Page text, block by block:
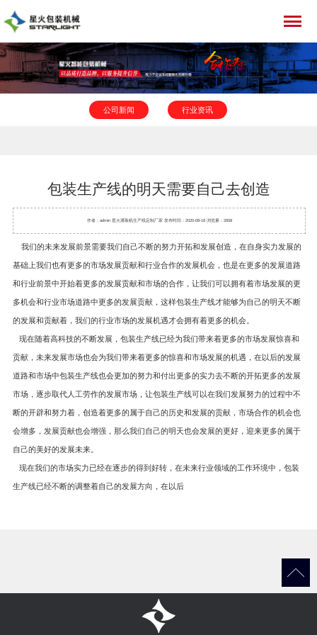
公司新闻 行业资讯
包装生产线的明天需要自己去创造
作者：admin 星火灌装机生产线定制厂家 发布时间：2020-08-18 浏览量：2658
我们的未来发展前景需要我们自己不断的努力开拓和发展创造，在自身实力发展的
基础上我们也有更多的市场发展贡献和行业合作的发展机会，也是在更多的发展道路
和行业前景中开始着更多的发展贡献和市场的合作，让我们可以拥有着市场发展的更
多机会和行业市场道路中更多的发展贡献，这样包装生产线才能够为自己的明天不断
的发展和贡献着，我们的行业市场的发展机遇才会拥有着更多的机会。
现在随着高科技的不断发展，包装生产线已经为我们带来着更多的市场发展惊喜和
贡献，未来发展市场也会为我们带来着更多的惊喜和市场发展的机遇，在以后的发展
道路和市场中包装生产线也会更加的努力和付出更多的实力去不断的开拓更多的发展
市场，逐步取代人工劳作的发展市场，让包装生产线可以在我们发展努力的过程中不
断的开辟和努力着，创造着更多的属于自己的历史和发展的贡献，市场合作的机会也
会增多，发展贡献也会增强，那么我们自己的明天也会发展的更好，迎来更多的属于
自己的美好的发展未来。
现在我们的市场实力已经在逐步的得到好转，在未来行业领域的工作环境中， 包装
生产线已经不断的调整着自己的发展方向，在以后